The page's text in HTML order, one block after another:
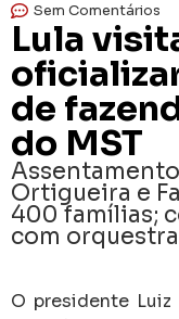
Sem Comentários
Lula
de
do MST
Ortigueira e
400 famílias;
com
O presidente